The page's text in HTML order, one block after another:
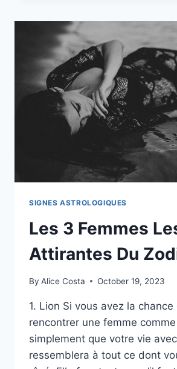
ASTROLOGIQUES
LES
PLUS
PUISSANTS
ET
LEURS
TALENTS
CACHÉS
SIGNES ASTROLOGIQUES
Les 3 Femmes
Attirantes Du
By Alice Costa October 19, 2023
1. Lion Si vous avez la chance
rencontrer une femme
simplement que votre vie
ressemblera à tout ce dont